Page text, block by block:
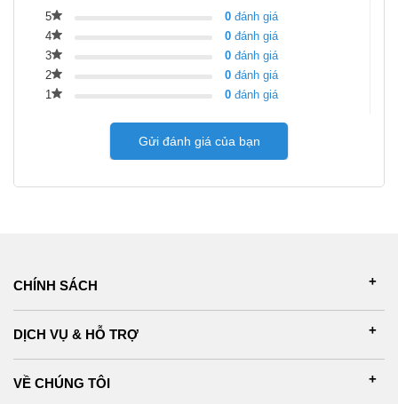
5 0 đánh giá
4
0 đánh giá
3
0 đánh giá
2
0 đánh giá
1
0 đánh giá
Gửi đánh giá của bạn
CHÍNH SÁCH
DỊCH VỤ & HỖ TRỢ
VỀ CHÚNG TÔI